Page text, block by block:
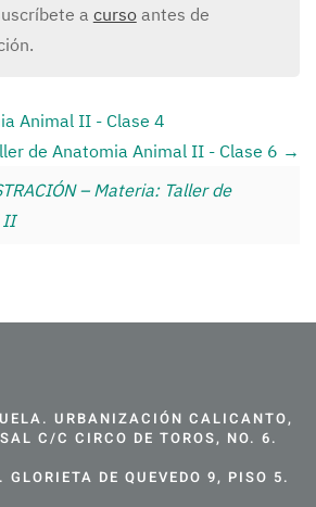
a cursoantes de
Animal II - Clase 4
de Anatomia Animal II - Clase 6
– Materia: Taller de
II
URBANIZACIÓN CALICANTO,
C/C CIRCO DE TOROS, NO. 6.
GLORIETA DE QUEVEDO 9, PISO 5.